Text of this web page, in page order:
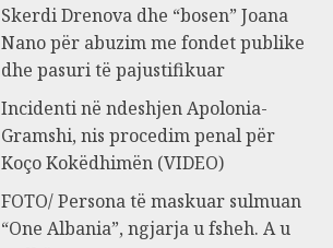
Skerdi Drenova dhe “bosen” Joana
Nano për abuzim me fondet publike
dhe pasuri të pajustifikuar
Incidenti në ndeshjen Apolonia-
Gramshi, nis procedim penal për
Koço Kokëdhimën (VIDEO)
FOTO/ Persona të maskuar sulmuan
“One Albania”, ngjarja u fsheh. A u